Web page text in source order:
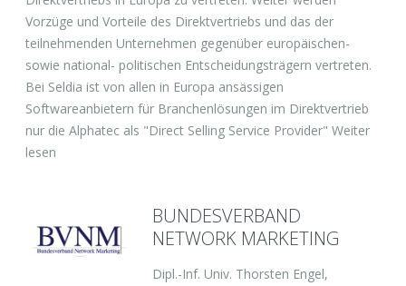
Vorzüge und Vorteile des Direktvertriebs und das der
teilnehmenden Unternehmen gegenüber europäischen-
sowie national- politischen Entscheidungsträgern vertreten.
Bei Seldia ist von allen in Europa ansässigen
Softwareanbietern für Branchenlösungen im Direktvertrieb
nur die Alphatec als "Direct Selling Service Provider" Weiter
lesen
BUNDESVERBAND
NETWORK MARKETING
Dipl.-Inf. Univ. Thorsten Engel,